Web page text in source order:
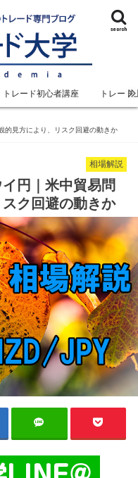
search
トレード初心者講座 トレード
的見方により、リスク回避の動きか
相場解説
円｜米中貿易問
ク回避の動きか